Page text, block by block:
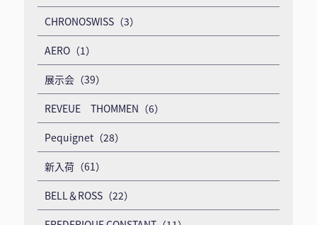
CHRONOSWISS（3）
AERO（1）
展示会（39）
REVEUE THOMMEN（6）
Pequignet（28）
新入荷（61）
BELL＆ROSS（22）